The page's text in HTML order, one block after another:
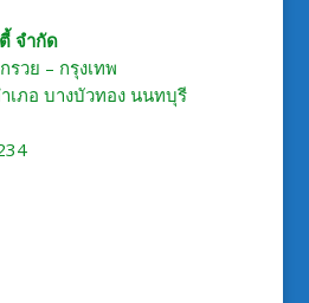
จำกัด
รวย – กรุงเทพ
เภอ บางบัวทอง นนทบุรี